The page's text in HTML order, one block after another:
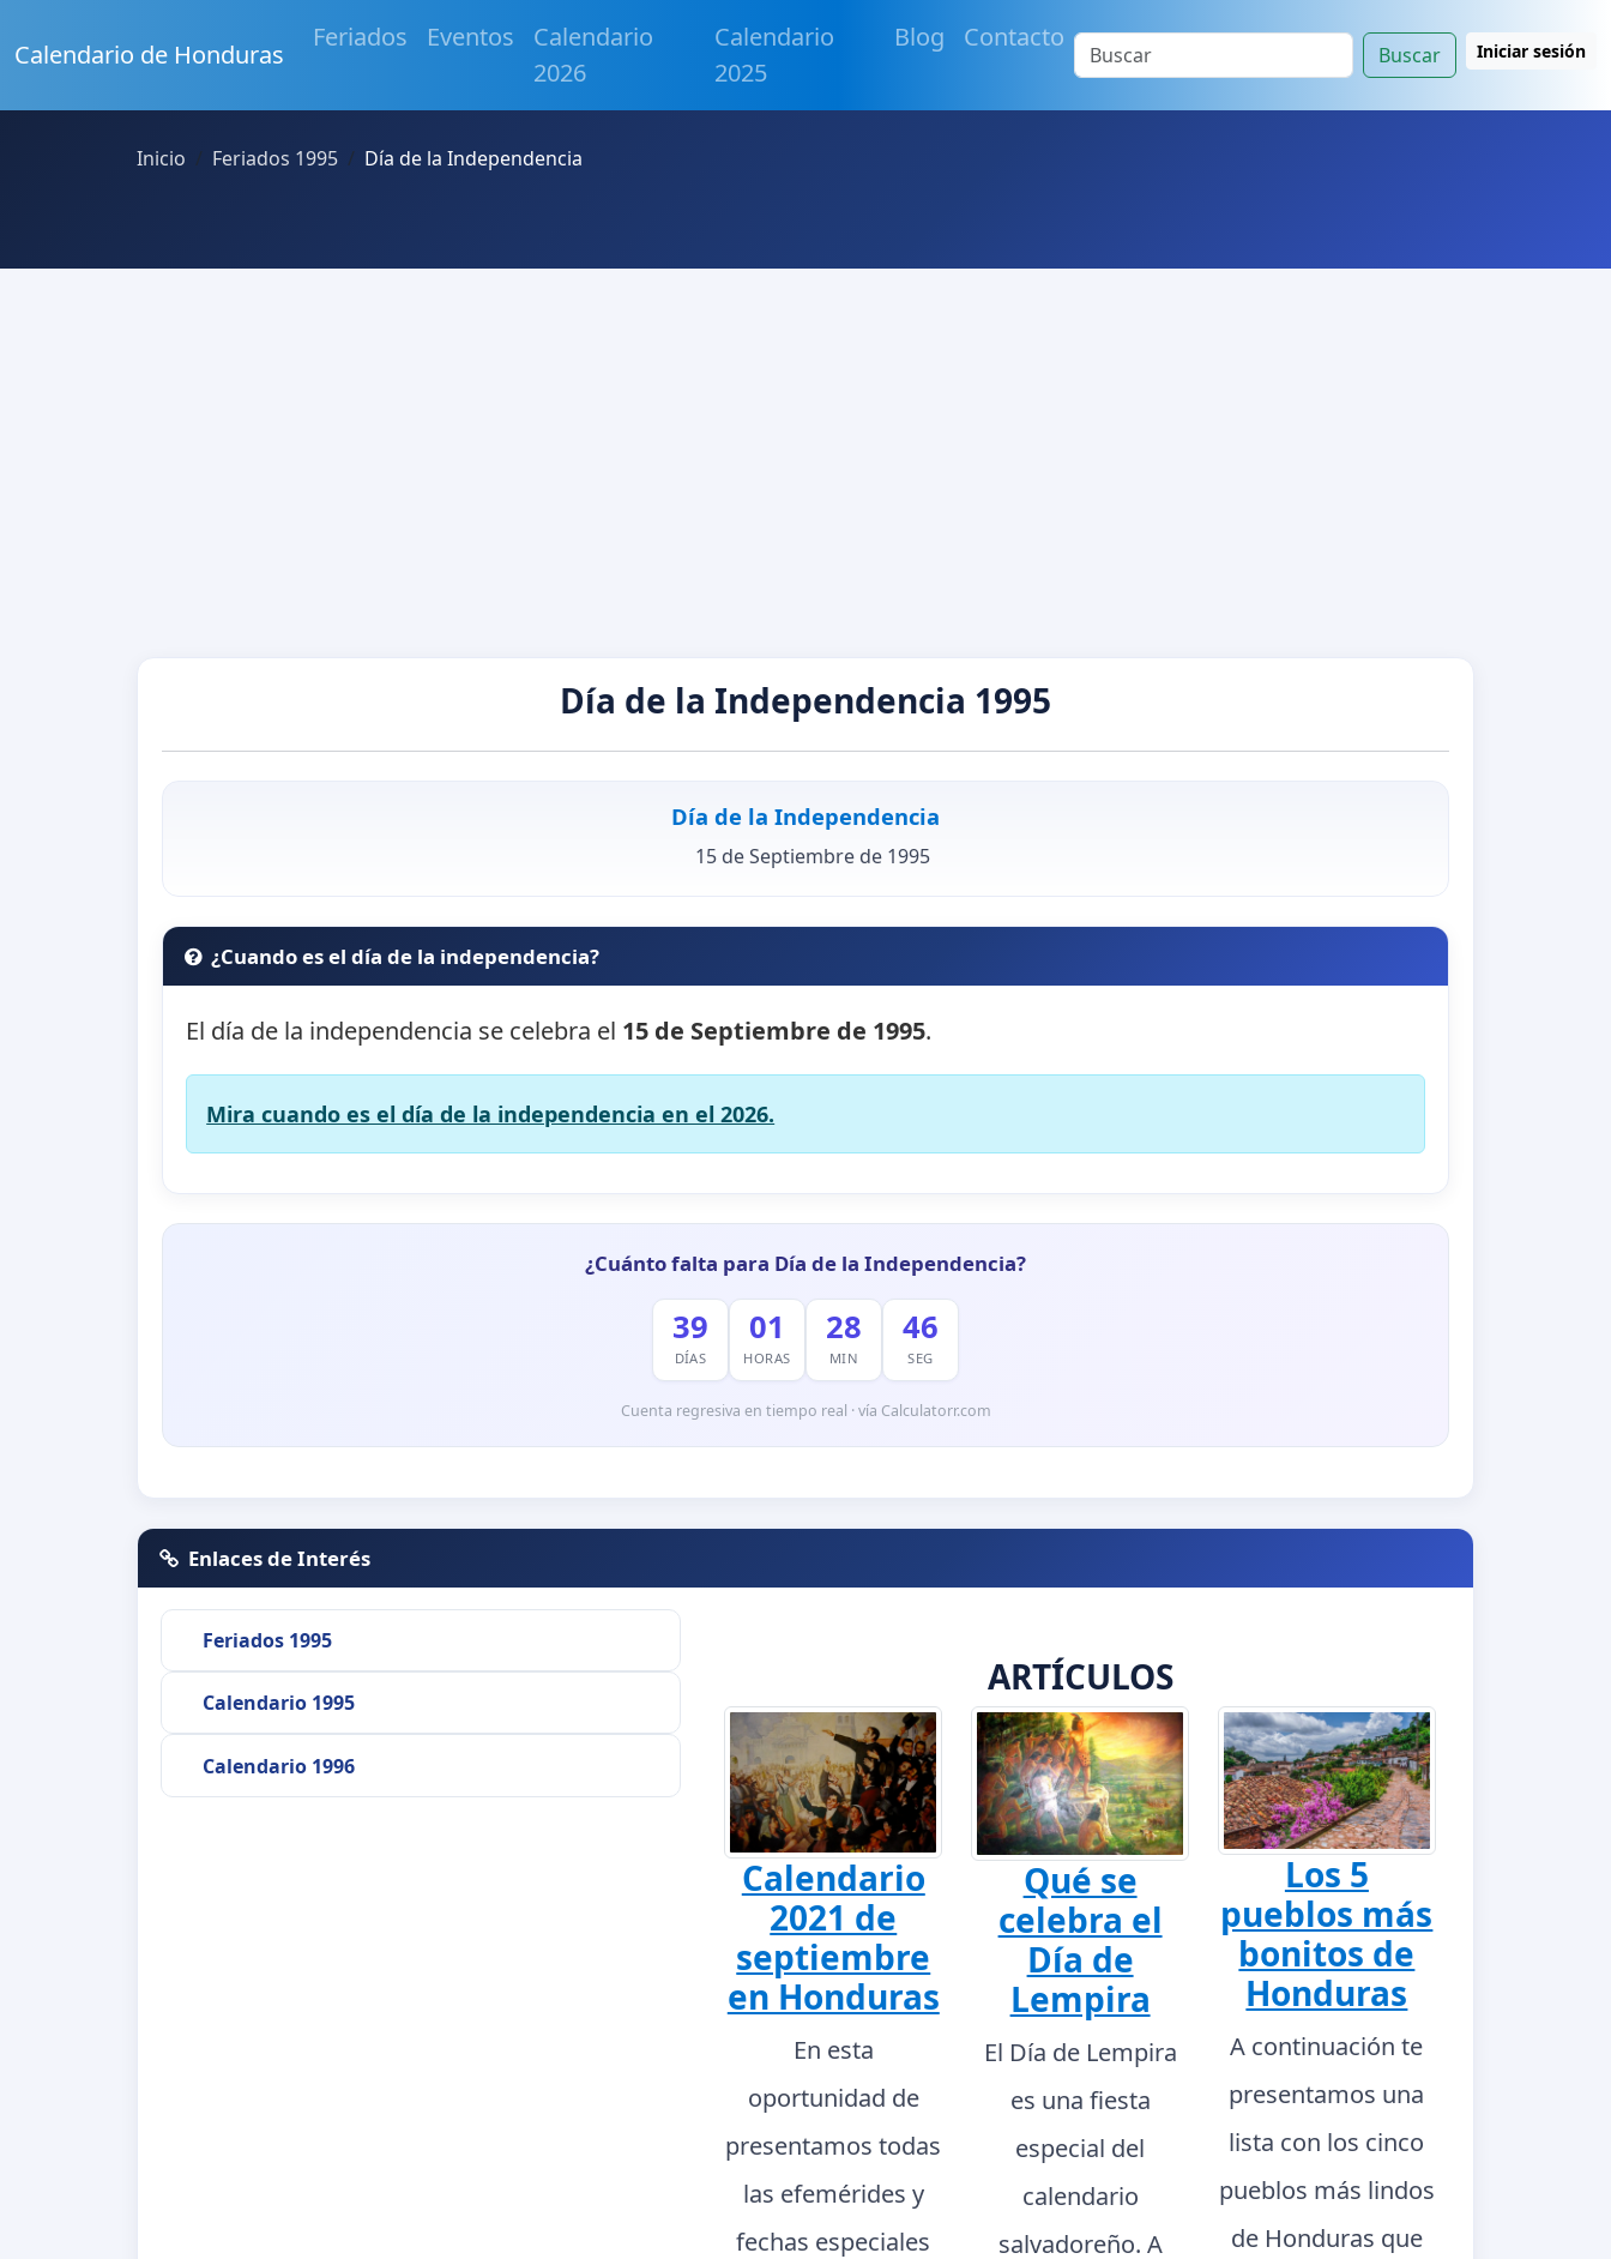
Calendario de Honduras
Feriados Eventos
Calendario
2026
Calendario
2025
Blog Contacto
Buscar Iniciar sesión
Inicio Feriados 1995 Día de la Independencia
Día de la Independencia 1995
Día de la Independencia
15 de Septiembre de 1995
¿Cuando es el día de la independencia?
El día de la independencia se celebra el 15 de Septiembre de 1995.
Mira cuando es el día de la independencia en el 2026.
¿Cuánto falta para Día de la Independencia?
39
DÍAS
01
HORAS
28
MIN
45
SEG
Cuenta regresiva en tiempo real · vía Calculatorr.com
Enlaces de Interés
Feriados 1995
Calendario 1995
Calendario 1996
ARTÍCULOS
Calendario
2021 de
septiembre
en Honduras
En esta
oportunidad de
presentamos todas
las efemérides y
fechas especiales
Qué se
celebra el
Día de
Lempira
El Día de Lempira
es una fiesta
especial del
calendario
salvadoreño. A
Los 5
pueblos más
bonitos de
Honduras
A continuación te
presentamos una
lista con los cinco
pueblos más lindos
de Honduras que